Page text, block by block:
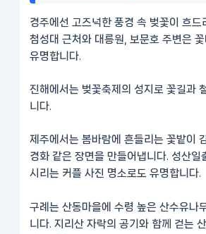
경주에선 고즈넉한 풍경 속 벚꽃이 흐드
첨성대 근처와 대릉원, 보문호 주변은
유명합니다.
진해에서는 벚꽃축제의 성지로 꽃길과
니다.
제주에서는 봄바람에 흔들리는 꽃밭이
경화 같은 장면을 만들어냅니다. 성산일
시리는 커플 사진 명소로도 유명합니다.
구례는 산동마을에 수령 높은 산수유나
니다. 지리산 자락의 공기와 함께 걷는